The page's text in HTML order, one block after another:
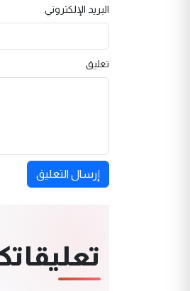
البريد الإلكتروني
تعليق
إرسال التعليق